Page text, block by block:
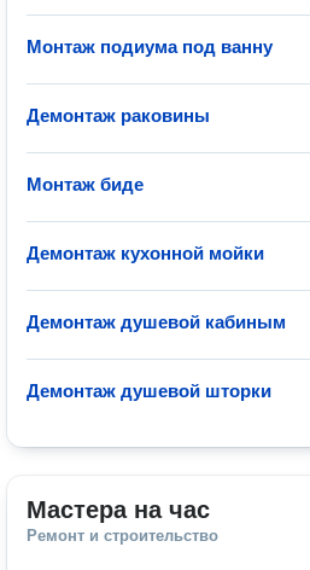
Монтаж подиума под ванну
Демонтаж раковины
Монтаж биде
Демонтаж кухонной мойки
Демонтаж душевой кабиным
Демонтаж душевой шторки
Мастера на час
Ремонт и строительство